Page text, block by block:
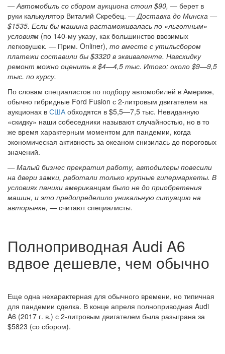
— Автомобиль со сбором аукциона стоил $90, — берет в
руки калькулятор Виталий Скребец. —Доставка до Минска —
$1535. Если бы машина растаможивалась по «льготным»
условиям (по 140-му указу, как большинство ввозимых
легковушек. — Прим. Onliner), то вместе с утильсбором
платежи составили бы $3320 в эквиваленте. Навскидку
ремонт можно оценить в $4—4,5 тыс. Итого: около $9—9,5
тыс. по курсу.
По словам специалистов по подбору автомобилей в Америке,
обычно гибридные Ford Fusion с 2-литровым двигателем на
аукционах в СШАобходятся в $5,5—7,5 тыс. Невиданную
«скидку» наши собеседники называют случайностью, но в то
же время характерным моментом для пандемии, когда
экономическая активность за океаном снизилась до пороговых
значений.
— Малый бизнес прекратил работу, автодилеры повесили
на двери замки, работали только крупные гипермаркеты. В
условиях паники американцам было не до приобретения
машин, и это предопределило уникальную ситуацию на
авторынке, — считают специалисты.
Полноприводная Audi A6
вдвое дешевле, чем обычно
Еще одна нехарактерная для обычного времени, но типичная
для пандемии сделка. В конце апреля полноприводная Audi
A6 (2017 г. в.) с 2-литровым двигателем была разыграна за
$5823 (со сбором).